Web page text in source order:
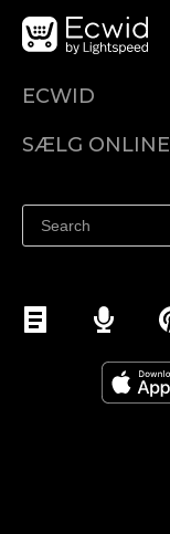
ECWID
Pris
SÆLG ONLINE
Sælg på Facebook
Sælg på Instagram